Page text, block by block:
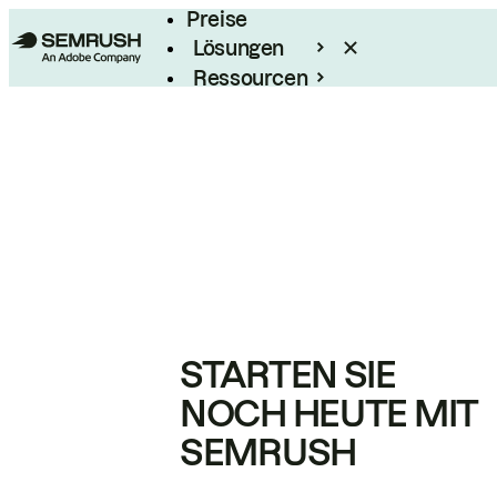
Preise
Lösungen
Ressourcen
STARTEN SIE
NOCH HEUTE MIT
SEMRUSH